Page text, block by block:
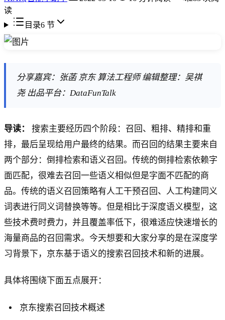
读
目录6节
分享嘉宾：张菡 京东 算法工程师 编辑整理：吴祺
尧 出品平台：DataFunTalk
导读：
搜索主要经历四个阶段：召回、粗排、精排和重
排，最后呈现给用户最终的结果。而召回的结果主要来自
两个部分：倒排检索和语义召回。传统的倒排检索依赖字
面匹配，很难去召回一些语义相似但是字面不匹配的商
品。传统的语义召回策略有人工干预召回、人工构建同义
词表进行同义词替换等等。但是相比于深度语义模型，这
些技术费时费力，并且覆盖率低下，很难适应快速增长的
海量商品的召回需求。今天想要和大家分享的是在深度学
习背景下，京东基于语义的搜索召回技术和新的进展。
具体将围绕下面五点展开：
京东搜索召回技术概述